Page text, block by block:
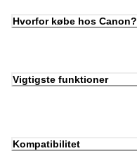
Hvorfor købe hos Canon?
Vigtigste funktioner
Kompatibilitet